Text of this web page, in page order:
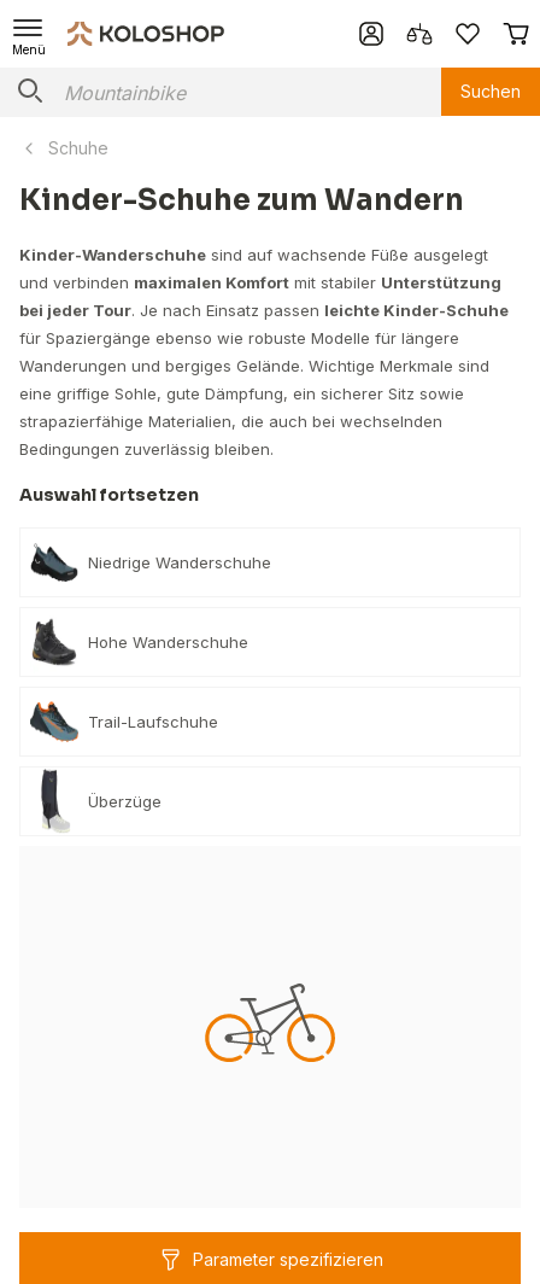
Menü
Suchen
Schuhe
Kinder-Schuhe zum Wandern
Kinder-Wanderschuhe sind auf wachsende Füße ausgelegt
und verbinden maximalen Komfort mit stabiler Unterstützung
bei jeder Tour. Je nach Einsatz passen leichte Kinder-Schuhe
für Spaziergänge ebenso wie robuste Modelle für längere
Wanderungen und bergiges Gelände. Wichtige Merkmale sind
eine griffige Sohle, gute Dämpfung, ein sicherer Sitz sowie
strapazierfähige Materialien, die auch bei wechselnden
Bedingungen zuverlässig bleiben.
Auswahl fortsetzen
Niedrige Wanderschuhe
Hohe Wanderschuhe
Trail-Laufschuhe
Überzüge
Parameter spezifizieren